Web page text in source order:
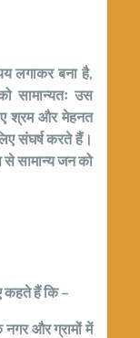
लगाकर बना है,
सामान्यतः उस
श्रम और मेहनत
संघर्ष करते हैं।
से सामान्य जन को
कहते हैं कि –
नगर और ग्रामों में